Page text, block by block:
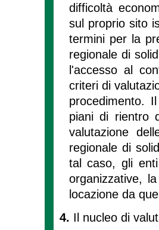
difficoltà
sul proprio sito
termini per la
regionale di
l'accesso al
criteri di
procedimento.
piani di rientro
valutazione
regionale di
tal caso, gli
organizzative,
locazione da
4. Il nucleo di